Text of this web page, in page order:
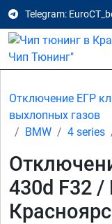
Telegram:
Отключение ЕГР
выхлопных газов
BMW
4 series
430d F32 /